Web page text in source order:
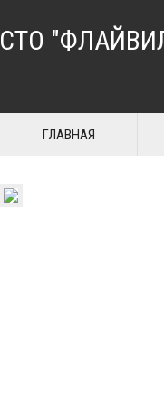
СТО
ГЛАВНАЯ